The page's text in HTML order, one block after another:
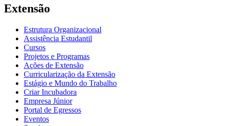
Extensão
Estrutura Organizacional
Assistência Estudantil
Cursos
Projetos e Programas
Ações de Extensão
Curricularização da Extensão
Estágio e Mundo do Trabalho
Criar Incubadora
Empresa Júnior
Portal de Egressos
Eventos